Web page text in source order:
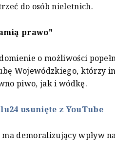
do osób nieletnich.
prawo"
o możliwości
Wojewódzkiego, którzy
piwo, jak i wódkę.
usunięte z YouTube
demoralizujący wpływ